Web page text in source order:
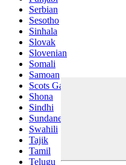
Serbian
Sesotho
Sinhala
Slovak
Slovenian
Somali
Samoan
Scots Gaelic
Shona
Sindhi
Sundanese
Swahili
Tajik
Tamil
Telugu